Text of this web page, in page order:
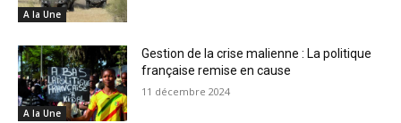
A la Une
A la Une
Gestion de la crise malienne : La politique
française remise en cause
11 décembre 2024